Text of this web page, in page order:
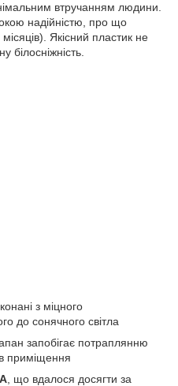
втручанням людини.
надійністю, про що
Якісний пластик не
білосніжність.
з міцного
до сонячного світла
запобігає потраплянню
приміщення
, що вдалося досягти за